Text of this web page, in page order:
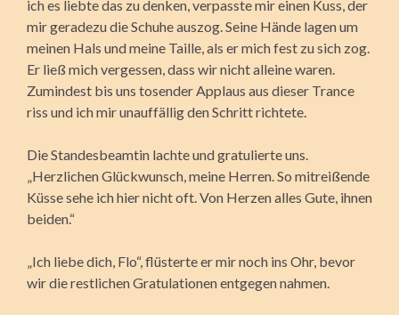
ich es liebte das zu denken, verpasste mir einen Kuss, der
mir geradezu die Schuhe auszog. Seine Hände lagen um
meinen Hals und meine Taille, als er mich fest zu sich zog.
Er ließ mich vergessen, dass wir nicht alleine waren.
Zumindest bis uns tosender Applaus aus dieser Trance
riss und ich mir unauffällig den Schritt richtete.
Die Standesbeamtin lachte und gratulierte uns.
„Herzlichen Glückwunsch, meine Herren. So mitreißende
Küsse sehe ich hier nicht oft. Von Herzen alles Gute, ihnen
beiden.“
„Ich liebe dich, Flo“, flüsterte er mir noch ins Ohr, bevor
wir die restlichen Gratulationen entgegen nahmen.